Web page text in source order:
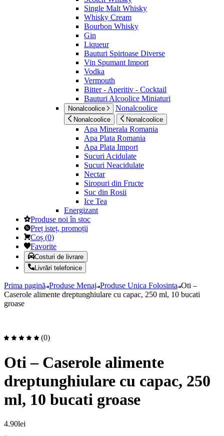
Single Malt Whisky
Whisky Cream
Bourbon Whisky
Gin
Liqueur
Bauturi Spirtoase Diverse
Vin Spumant Import
Vodka
Vermouth
Bitter - Aperitiv - Cocktail
Bauturi Alcoolice Miniaturi
Nonalcoolice Nonalcoolice
Nonalcoolice Nonalcoolice
Apa Minerala Romania
Apa Plata Romania
Apa Plata Import
Sucuri Acidulate
Sucuri Neacidulate
Nectar
Siropuri din Fructe
Suc din Rosii
Ice Tea
Energizant
Produse noi în stoc
Preț isteț, promoții
Coș (0)
Favorite
Costuri de livrare
Livrări telefonice
Prima pagină Produse Menaj Produse Unica Folosinta Oti –
Caserole alimente dreptunghiulare cu capac, 250 ml, 10 bucati
groase
(0)
Oti – Caserole alimente
dreptunghiulare cu capac, 250
ml, 10 bucati groase
4.90lei